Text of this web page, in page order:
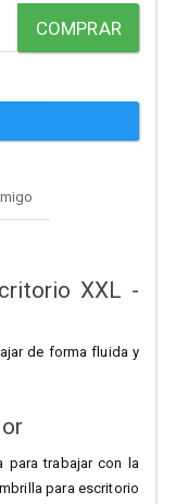
COMPRAR
XXL -
de forma fluida y
para trabajar con la
para escritorio